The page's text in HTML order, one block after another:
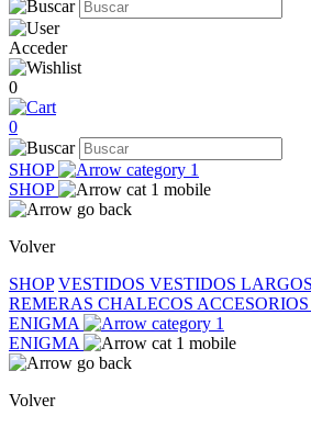
Acceder
0
0
SHOP
SHOP
Volver
SHOP VESTIDOS VESTIDOS LARGOS
REMERAS CHALECOS ACCESORIOS
ENIGMA
ENIGMA
Volver